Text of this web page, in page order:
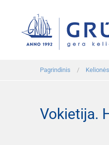
Pagrindinis
Vokietija.